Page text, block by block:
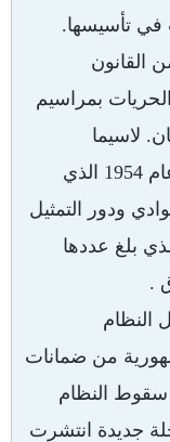
في تأسيسها.
ورد في نص المادة (26) من القانون
بمراسيم
لاسيما
المرسوم رقم (19) الصادر في ايلول عام 1954 الذي
ودور التمثيل
بلغ عددها
النظام
من ضمانات
النظام
مرحلة جديدة انتشرت